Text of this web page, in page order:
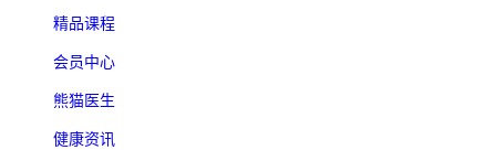
精品课程
会员中心
熊猫医生
健康资讯